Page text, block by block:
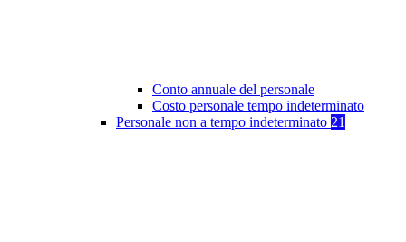
Conto annuale del personale
Costo personale tempo indeterminato
Personale non a tempo indeterminato 21